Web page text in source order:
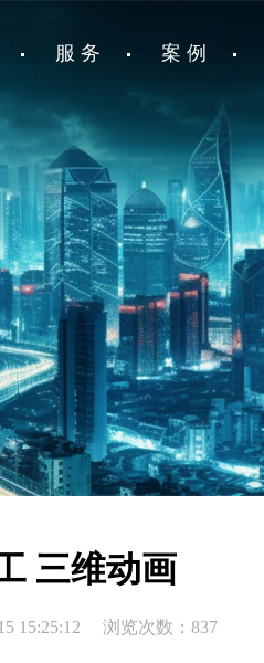
服 务 案 例
三维动画
15 15:25:12 浏览次数：837